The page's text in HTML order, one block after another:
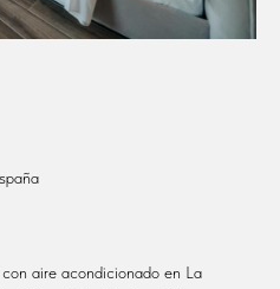
aire acondicionado en La